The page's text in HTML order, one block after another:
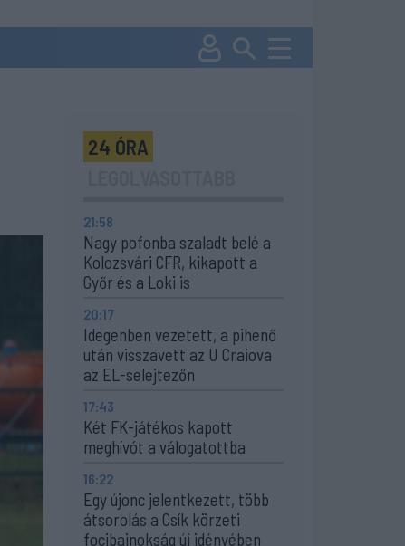
24 ÓRA
21:58
Nagy pofonba szaladt belé a
Kolozsvári CFR, kikapott a
Győr és a Loki is
20:17
Idegenben vezetett, a pihenő
után visszavett az U Craiova
az EL-selejtezőn
17:43
Két FK-játékos kapott
meghívót a válogatottba
16:22
Egy újonc jelentkezett, több
átsorolás a Csík körzeti
focibajnokság új idényében